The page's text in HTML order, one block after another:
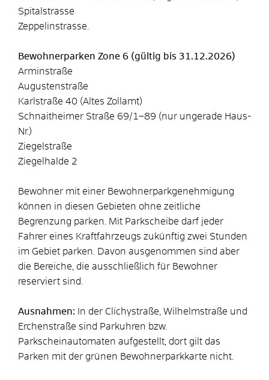
Spitalstrasse
Zeppelinstrasse.
Bewohnerparken Zone 6 (gültig bis 31.12.2026)
Arminstraße
Augustenstraße
Karlstraße 40 (Altes Zollamt)
Schnaitheimer Straße 69/1–89 (nur ungerade Haus-
Nr.)
Ziegelstraße
Ziegelhalde 2
Bewohner mit einer Bewohnerparkgenehmigung
können in diesen Gebieten ohne zeitliche
Begrenzung parken. Mit Parkscheibe darf jeder
Fahrer eines Kraftfahrzeugs zukünftig zwei Stunden
im Gebiet parken. Davon ausgenommen sind aber
die Bereiche, die ausschließlich für Bewohner
reserviert sind.
Ausnahmen: In der Clichystraße, Wilhelmstraße und
Erchenstraße sind Parkuhren bzw.
Parkscheinautomaten aufgestellt, dort gilt das
Parken mit der grünen Bewohnerparkkarte nicht.